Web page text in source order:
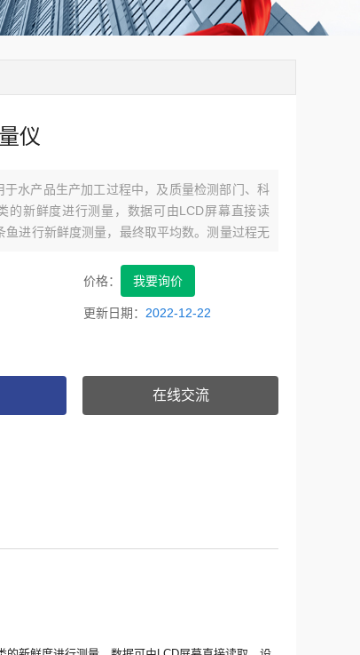
仪
于水产品生产加工过程中，及质量检测部门、科
的新鲜度进行测量，数据可由LCD屏幕直接读
鱼进行新鲜度测量，最终取平均数。测量过程无
价格： 我要询价
更新日期： 2022-12-22
在线交流